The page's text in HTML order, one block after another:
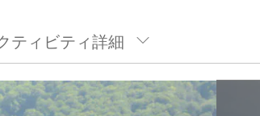
ティビティ詳細